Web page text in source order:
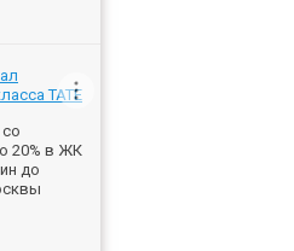
ТАТЕ
20% в ЖК
до